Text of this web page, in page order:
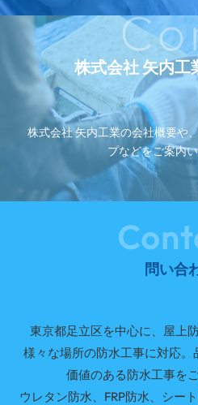
株式会社 矢内工
株式会社 矢内工業の会社概要や
プなどをご案内
問い合
東京都足立区を中心に、屋上
様々な場所の防水工事に対応
価値のある防水工事を
ウレタン防水、FRP防水、シー